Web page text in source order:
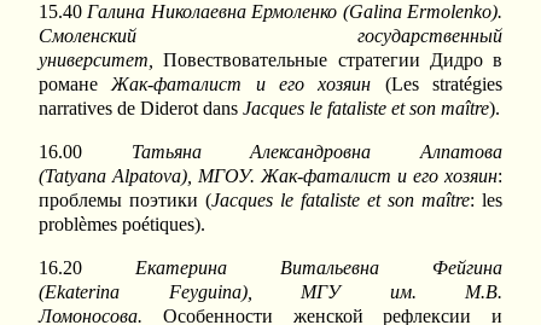
15.40 Галина Николаевна Ермоленко (Galina Ermolenko).
Смоленский государственный
университет,
Повествовательные стратегии Дидро в
романе Жак-фаталист и его хозяин (Les stratégies
narratives de Diderot dans Jacques le fataliste et son maître).
16.00 Татьяна Александровна Алпатова
(Tatyana Alpatova), МГОУ. Жак-фаталист и его хозяин:
проблемы поэтики (Jacques le fataliste et son maître: les
problèmes poétiques).
16.20 Екатерина Витальевна Фейгина
(Ekaterina Feyguina), МГУ им. М.В.
Ломоносова. Особенности женской рефлексии и